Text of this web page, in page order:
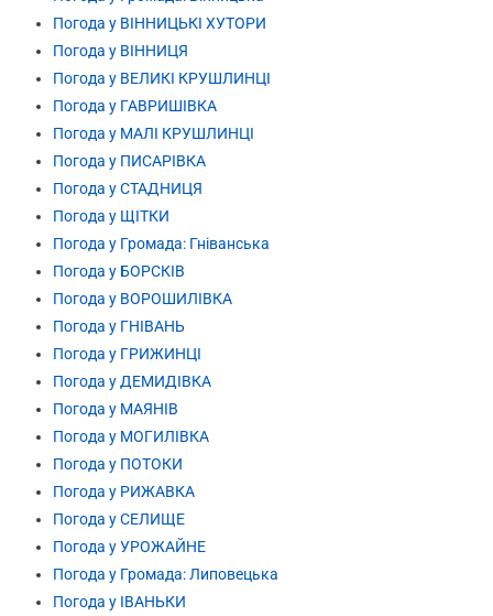
Погода у ВІННИЦЬКІ ХУТОРИ
Погода у ВІННИЦЯ
Погода у ВЕЛИКІ КРУШЛИНЦІ
Погода у ГАВРИШІВКА
Погода у МАЛІ КРУШЛИНЦІ
Погода у ПИСАРІВКА
Погода у СТАДНИЦЯ
Погода у ЩІТКИ
Погода у Громада: Гніванська
Погода у БОРСКІВ
Погода у ВОРОШИЛІВКА
Погода у ГНІВАНЬ
Погода у ГРИЖИНЦІ
Погода у ДЕМИДІВКА
Погода у МАЯНІВ
Погода у МОГИЛІВКА
Погода у ПОТОКИ
Погода у РИЖАВКА
Погода у СЕЛИЩЕ
Погода у УРОЖАЙНЕ
Погода у Громада: Липовецька
Погода у ІВАНЬКИ